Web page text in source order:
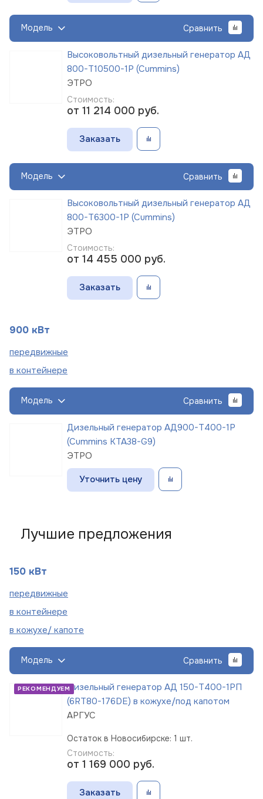
Модель Сравнить
Высоковольтный дизельный генератор АД
800-Т10500-1Р (Cummins)
ЭТРО
Стоимость:
от 11 214 000 руб.
Заказать
Модель Сравнить
Высоковольтный дизельный генератор АД
800-Т6300-1Р (Cummins)
ЭТРО
Стоимость:
от 14 455 000 руб.
Заказать
900 кВт
передвижные
в контейнере
Модель Сравнить
Дизельный генератор АД900-Т400-1Р
(Cummins KTA38-G9)
ЭТРО
Уточнить цену
Лучшие предложения
150 кВт
передвижные
в контейнере
в кожухе/ капоте
Модель Сравнить
РЕКОМЕНДУЕМДизельный генератор АД 150-Т400-1РП
(6RT80-176DE) в кожухе/под капотом
АРГУС
Остаток в Новосибирске: 1 шт.
Стоимость:
от 1 169 000 руб.
Заказать